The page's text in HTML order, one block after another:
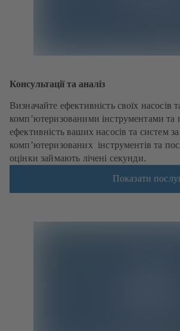
Консультації та аналіз
Визначайте ефективність своїх насосів
комп’ютеризованими інструментами
ефективність ваших насосів та систем
комп’ютеризованих інструментів та
оцінки займають лічені секунди.
Показати